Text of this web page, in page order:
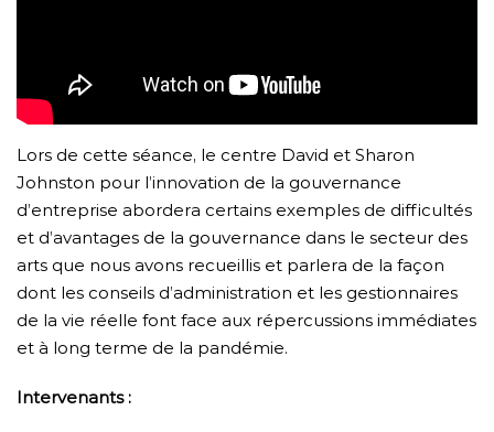
Lors de cette séance, le centre David et Sharon
Johnston pour l’innovation de la gouvernance
d’entreprise abordera certains exemples de difficultés
et d’avantages de la gouvernance dans le secteur des
arts que nous avons recueillis et parlera de la façon
dont les conseils d’administration et les gestionnaires
de la vie réelle font face aux répercussions immédiates
et à long terme de la pandémie.
Intervenants :